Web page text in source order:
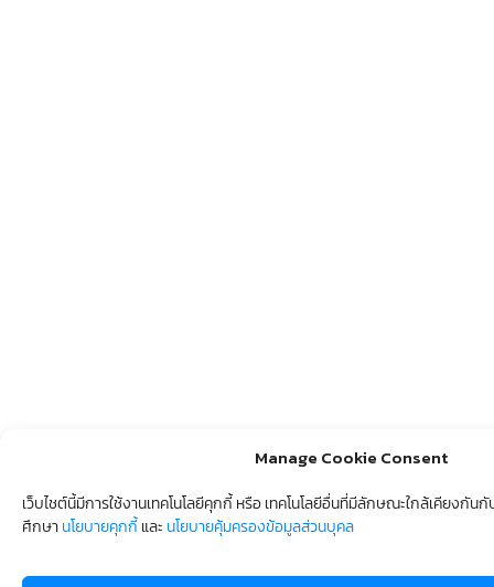
Manage Cookie Consent
เว็บไชต์นี้มีการใช้งานเทคโนโลยีคุกกี้ หรือ เทคโนโลยีอื่นที่มีลักษณะใกล้เคียงกัน
ศึกษานโยบายคุกกี้และ นโยบายคุ้มครองข้อมูลส่วนบุคล